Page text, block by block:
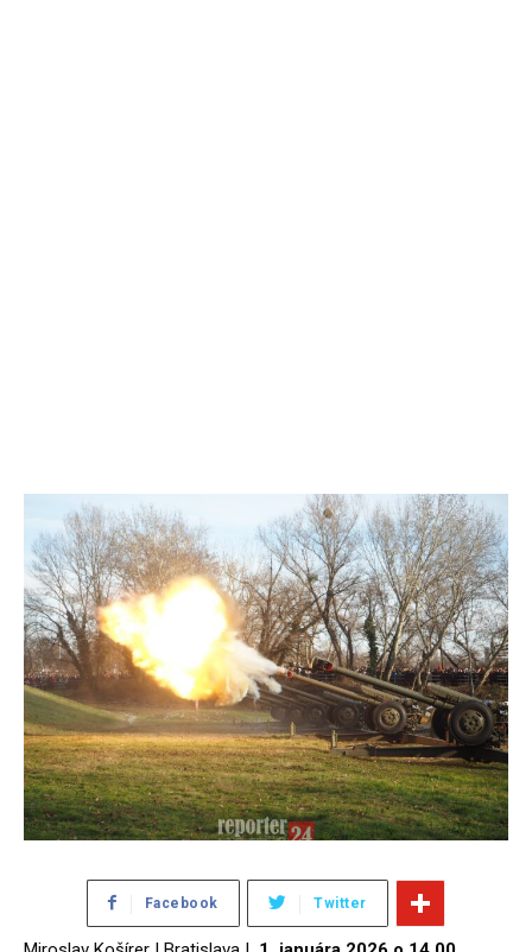
Facebook Twitter